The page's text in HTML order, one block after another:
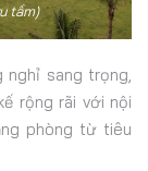
tầm)
sang trọng,
rộng rãi với nội
phòng từ tiêu